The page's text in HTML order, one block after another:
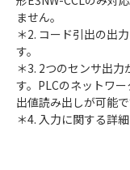
ません。
＊2. コード引出の出
す。
＊3. 2つのセンサ出
す。PLCのネットワ
出値読み出しが可能で
＊4. 入力に関する詳